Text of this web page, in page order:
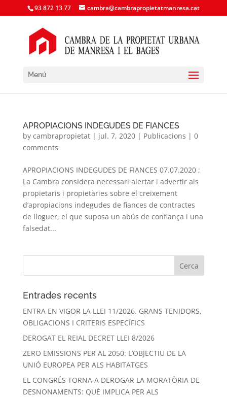
93 872 13 77 cambra@cambrapropietatmanresa.cat
Menú
APROPIACIONS INDEGUDES DE FIANCES
by cambrapropietat| jul. 7, 2020| Publicacions | 0
comments
APROPIACIONS INDEGUDES DE FIANCES 07.07.2020 ;
La Cambra considera necessari alertar i advertir als
propietaris i propietàries sobre el creixement
d’apropiacions indegudes de fiances de contractes
de lloguer, el que suposa un abús de confiança i una
falsedat...
Entrades recents
ENTRA EN VIGOR LA LLEI 11/2026. GRANS TENIDORS,
OBLIGACIONS I CRITERIS ESPECÍFICS
DEROGAT EL REIAL DECRET LLEI 8/2026
ZERO EMISSIONS PER AL 2050: L’OBJECTIU DE LA
UNIÓ EUROPEA PER ALS HABITATGES
EL CONGRÉS TORNA A DEROGAR LA MORATÒRIA DE
DESNONAMENTS: QUÈ IMPLICA PER ALS